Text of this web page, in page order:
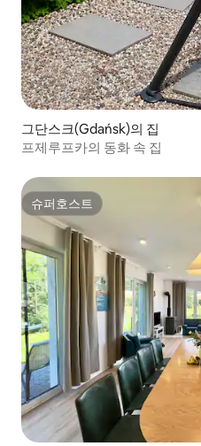
그단스크(Gdańsk)의 집
프제루프카의 동화 속 집
슈퍼호스트
슈퍼호스트